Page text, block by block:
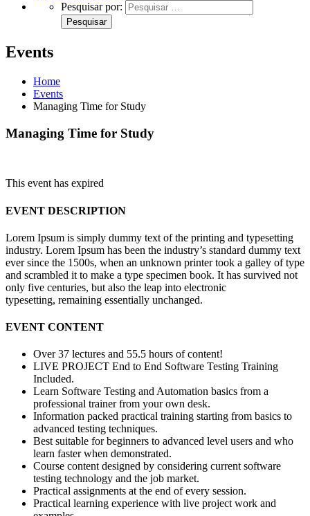
Pesquisar por:
Events
Home
Events
Managing Time for Study
Managing Time for Study
This event has expired
EVENT DESCRIPTION
Lorem Ipsum is simply dummy text of the printing and typesetting
industry. Lorem Ipsum has been the industry’s standard dummy text
ever since the 1500s, when an unknown printer took a galley of type
and scrambled it to make a type specimen book. It has survived not
only five centuries, but also the leap into electronic
typesetting, remaining essentially unchanged.
EVENT CONTENT
Over 37 lectures and 55.5 hours of content!
LIVE PROJECT End to End Software Testing Training
Included.
Learn Software Testing and Automation basics from a
professional trainer from your own desk.
Information packed practical training starting from basics to
advanced testing techniques.
Best suitable for beginners to advanced level users and who
learn faster when demonstrated.
Course content designed by considering current software
testing technology and the job market.
Practical assignments at the end of every session.
Practical learning experience with live project work and